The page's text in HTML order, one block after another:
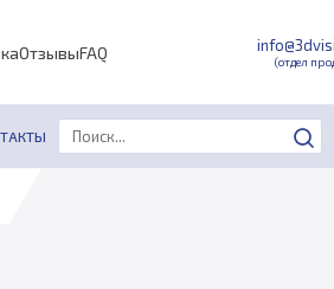
ОтзывыFAQ (отдел